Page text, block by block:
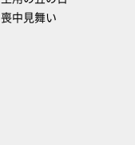
喪中見舞い